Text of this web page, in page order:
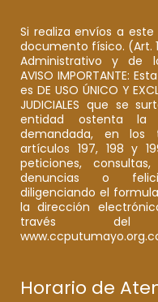
Si realiza envíos a
documento físico. (Art.
Administrativo y de
AVISO IMPORTANTE:
es DE USO ÚNICO Y
JUDICIALES que se
entidad ostenta la
demandada, en los
artículos 197, 198 y
peticiones,
denuncias o
diligenciando el
la dirección
través del
Horario de